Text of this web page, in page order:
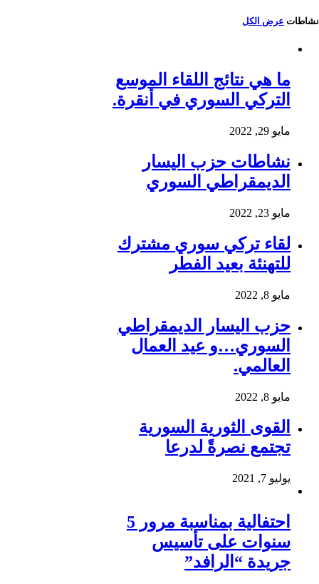
نشاطات عرض الكل
ما هي نتائج اللقاء الموسع
التركي السوري في أنقرة.
مايو 29, 2022
نشاطات حزب اليسار
الديمقراطي السوري
مايو 23, 2022
لقاء تركي سوري مشترك
للتهنئة بعيد الفطر
مايو 8, 2022
حزب اليسار الديمقراطي
السوري…و عيد العمال
العالمي.
مايو 8, 2022
القوى الثورية السورية
تجتمع نصرةً لدرعا
يوليو 7, 2021
احتفالية بمناسبة مرور 5
سنوات على تأسيس
جريدة “الرافد”